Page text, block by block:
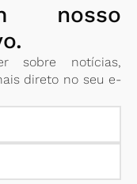
nosso
sobre notícias,
direto no seu e-